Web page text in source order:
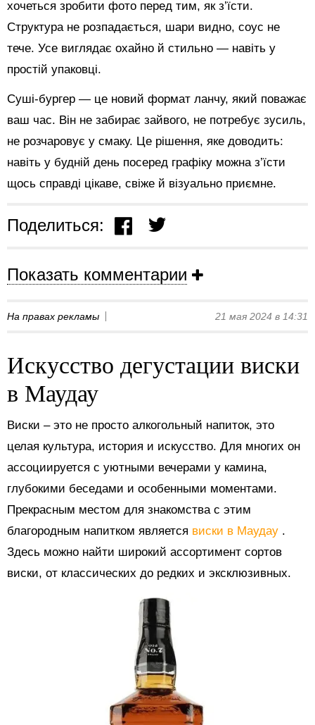
хочеться зробити фото перед тим, як з’їсти.
Структура не розпадається, шари видно, соус не
тече. Усе виглядає охайно й стильно — навіть у
простій упаковці.
Суші-бургер — це новий формат ланчу, який поважає
ваш час. Він не забирає зайвого, не потребує зусиль,
не розчаровує у смаку. Це рішення, яке доводить:
навіть у будній день посеред графіку можна з’їсти
щось справді цікаве, свіже й візуально приємне.
Поделиться:
Показать комментарии
На правах рекламы 21 мая 2024 в 14:31
Искусство дегустации виски
в Маудау
Виски – это не просто алкогольный напиток, это
целая культура, история и искусство. Для многих он
ассоциируется с уютными вечерами у камина,
глубокими беседами и особенными моментами.
Прекрасным местом для знакомства с этим
благородным напитком является виски в Маудау .
Здесь можно найти широкий ассортимент сортов
виски, от классических до редких и эксклюзивных.